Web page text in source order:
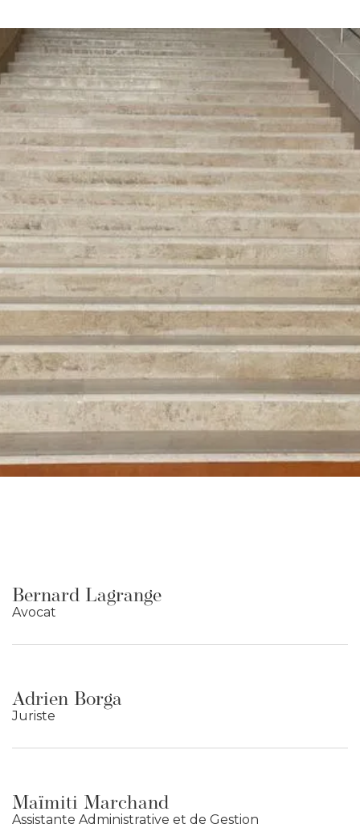
Bernard Lagrange
Avocat
Adrien Borga
Juriste
Maïmiti Marchand
Assistante Administrative et de Gestion